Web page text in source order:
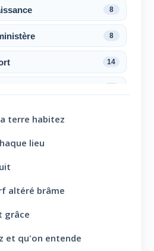
8
8
14
Loi
fraternelle
terre habitez
lieu
altéré brâme
grâce
et qu'on entende